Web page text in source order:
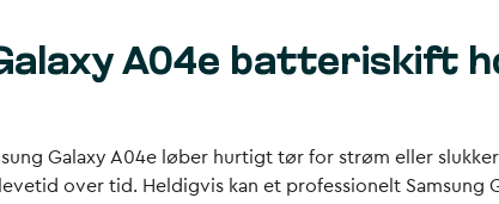
A04e batteriskift
Galaxy A04e løber hurtigt tør for strøm eller
over tid. Heldigvis kan et professionelt Samsung